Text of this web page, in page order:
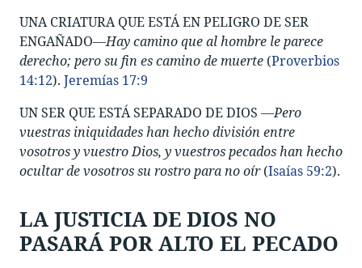
UNA CRIATURA QUE ESTÁ EN PELIGRO DE SER
ENGAÑADO—Hay camino que al hombre le parece
derecho; pero su fin es camino de muerte (Proverbios
14:12). Jeremías 17:9
UN SER QUE ESTÁ SEPARADO DE DIOS —Pero
vuestras iniquidades han hecho división entre
vosotros y vuestro Dios, y vuestros pecados han hecho
ocultar de vosotros su rostro para no oír(Isaías 59:2).
LA JUSTICIA DE DIOS NO
PASARÁ POR ALTO EL PECADO